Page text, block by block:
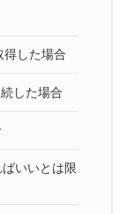
した場合
した場合
いいとは限